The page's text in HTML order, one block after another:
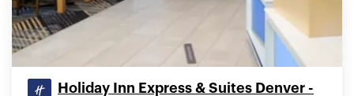
Holiday Inn Express & Suites Denver -